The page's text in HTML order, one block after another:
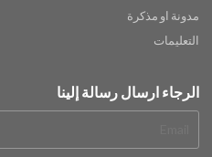
مدونة او مذكرة
التعليمات
الرجاء ارسال رسالة إلينا